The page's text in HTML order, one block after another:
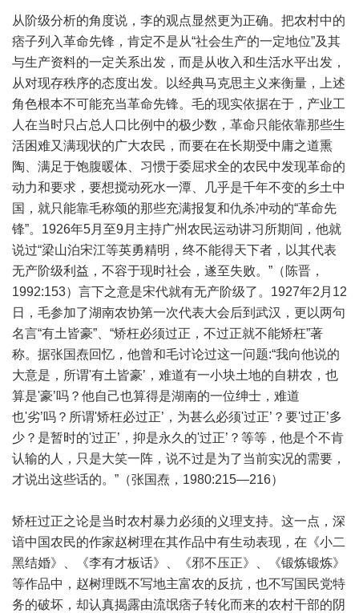
从阶级分析的角度说，李的观点显然更为正确。把农村中的
痞子列入革命先锋，肯定不是从“社会生产的一定地位”及其
与生产资料的一定关系出发，而是从收入和生活水平出发，
从对现存秩序的态度出发。以经典马克思主义来衡量，上述
角色根本不可能充当革命先锋。毛的现实依据在于，产业工
人在当时只占总人口比例中的极少数，革命只能依靠那些生
活困难又满现状的广大农民，而要在在长期受中庸之道熏
陶、满足于饱腹暖体、习惯于委屈求全的农民中发现革命的
动力和要求，要想搅动死水一潭、几乎是千年不变的乡土中
国，就只能靠毛称颂的那些充满报复和仇杀冲动的“革命先
锋”。1926年5月至9月主持广州农民运动讲习所期间，他就
说过“梁山泊宋江等英勇精明，终不能得天下者，以其代表
无产阶级利益，不容于现时社会，遂至失败。”（陈晋，
1992:153）言下之意是宋代就有无产阶级了。1927年2月12
日，毛参加了湖南农协第一次代表大会后到武汉，更以两句
名言“有土皆豪”、“矫枉必须过正，不过正就不能矫枉”著
称。据张国焘回忆，他曾和毛讨论过这一问题:“我向他说的
大意是，所谓'有土皆豪’，难道有一小块土地的自耕农，也
算是'豪’吗？他自己也算得是湖南的一位绅士，难道
也'劣’吗？所谓'矫枉必过正’，为甚么必须'过正’？要'过正’多
少？是暂时的'过正’，抑是永久的'过正’？等等，他是个不肯
认输的人，只是大笑一阵，说不过是为了当前实况的需要，
才说出这些话的。”（张国焘，1980:215—216）
矫枉过正之论是当时农村暴力必须的义理支持。这一点，深
谙中国农民的作家赵树理在其作品中有生动表现，在《小二
黑结婚》、《李有才板话》、《邪不压正》、《锻炼锻炼》
等作品中，赵树理既不写地主富农的反抗，也不写国民党特
务的破坏，却认真揭露由流氓痞子转化而来的农村干部的阴